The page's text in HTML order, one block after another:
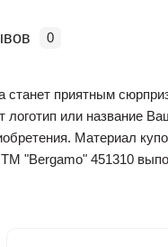
0
станет приятным
или название
Материал
"Bergamo" 451310